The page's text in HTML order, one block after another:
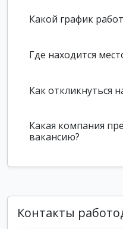
Какой график
Где находится
Как откликнуться
Какая компания
вакансию?
Контакты